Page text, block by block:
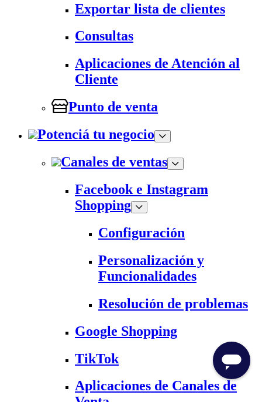
Exportar lista de clientes
Consultas
Aplicaciones de Atención al
Cliente
Punto de venta
Potenciá tu negocio
Canales de ventas
Facebook e Instagram
Shopping
Configuración
Personalización y
Funcionalidades
Resolución de problemas
Google Shopping
TikTok
Aplicaciones de Canales de